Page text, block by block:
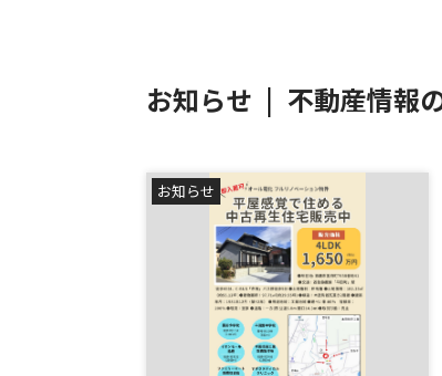
お知らせ | 不動産情報
お知らせ